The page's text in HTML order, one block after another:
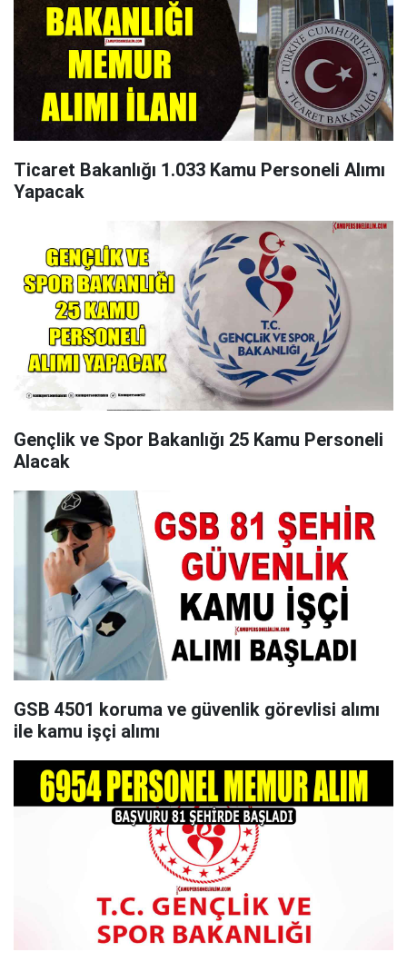
Ticaret Bakanlığı 1.033 Kamu Personeli Alımı
Yapacak
Gençlik ve Spor Bakanlığı 25 Kamu Personeli
Alacak
GSB 4501 koruma ve güvenlik görevlisi alımı
ile kamu işçi alımı